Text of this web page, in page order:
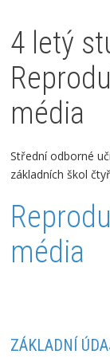
4 letý
média
Střední odborné
základních škol
média
ZÁKLADNÍ